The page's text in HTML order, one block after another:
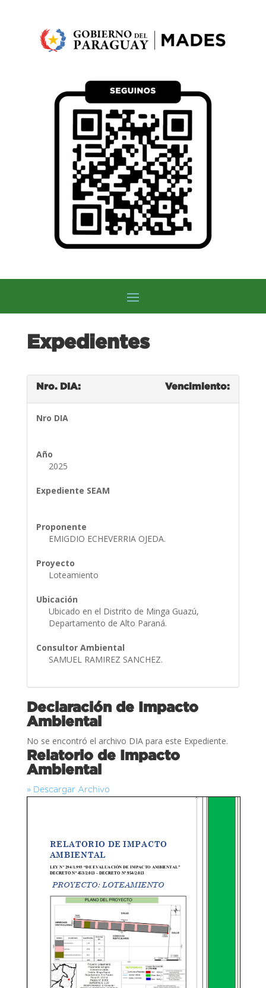
Expedientes
Nro. DIA: Vencimiento:
Nro DIA
Año
2025
Expediente SEAM
Proponente
EMIGDIO ECHEVERRIA OJEDA.
Proyecto
Loteamiento
Ubicación
Ubicado en el Distrito de Minga Guazú,
Departamento de Alto Paraná.
Consultor Ambiental
SAMUEL RAMIREZ SANCHEZ.
Declaración de Impacto
Ambiental
No se encontró el archivo DIA para este Expediente.
Relatorio de Impacto
Ambiental
» Descargar Archivo